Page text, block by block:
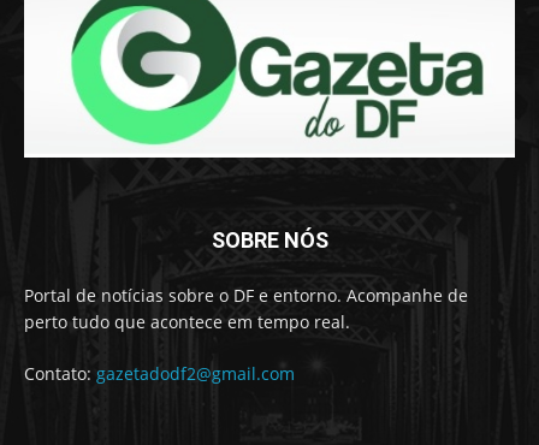
SOBRE NÓS
Portal de notícias sobre o DF e entorno. Acompanhe de
perto tudo que acontece em tempo real.
Contato: gazetadodf2@gmail.com